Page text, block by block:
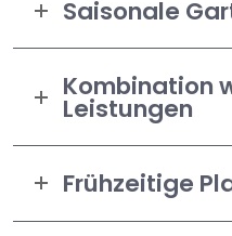
Saisonale
Kombination
Leistungen
Frühzeitige